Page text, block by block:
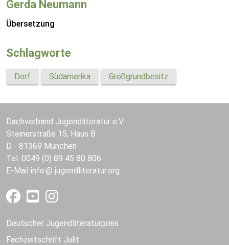
Gerda Neumann
Übersetzung
Schlagworte
Dorf Südamerika Großgrundbesitz
Dachverband Jugendliteratur e.V.
Steinerstraße 15, Haus B
D - 81369 München
Tel. 0049 (0) 89 45 80 806
E-Mail info jugendliteratur.org
Deutscher Jugendliteraturpreis
Fachzeitschrift Julit